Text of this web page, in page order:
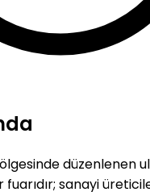
düzenlenen
sanayi